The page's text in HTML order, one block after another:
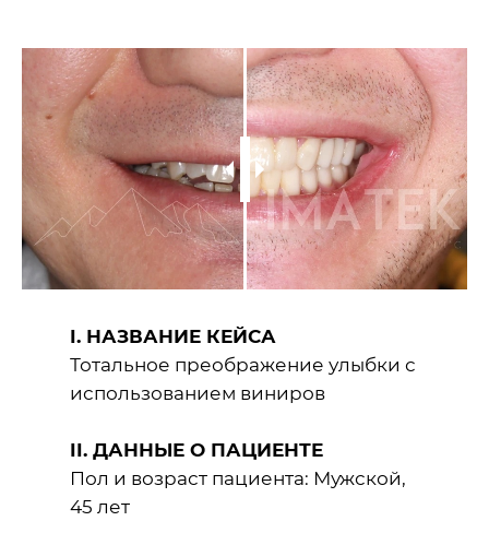
I. НАЗВАНИЕ КЕЙСА
Тотальное преображение улыбки с
использованием виниров
II. ДАННЫЕ О ПАЦИЕНТЕ
Пол и возраст пациента: Мужской,
45 лет